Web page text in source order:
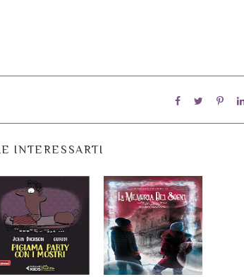
INTERESSARTI